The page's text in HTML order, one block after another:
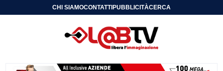
CHI SIAMOCONTATTIPUBBLICITÀCERCA